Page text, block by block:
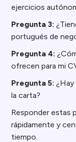
ejercicios
Pregunta 3:
portugués de
Pregunta 4:
ofrecen para mi
Pregunta 5:
la carta?
Responder estas
rápidamente y
tiempo.